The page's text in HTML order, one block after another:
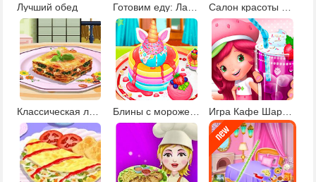
Лучший обед
Классическая лазанья Блины с мороженым Игра Кафе Шарлотты Землянички